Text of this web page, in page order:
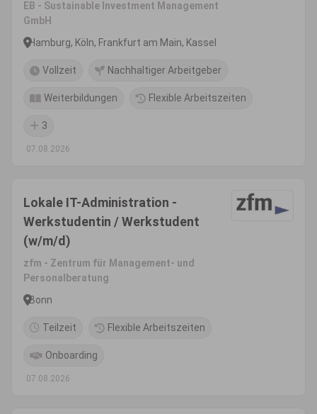
EB - Sustainable Investment Management
GmbH
Hamburg, Köln, Frankfurt am Main, Kassel
Vollzeit Nachhaltiger Arbeitgeber
Weiterbildungen Flexible Arbeitszeiten
3
07.08.2026
Lokale IT-Administration -
Werkstudentin / Werkstudent
(w/m/d)
zfm - Zentrum für Management- und
Personalberatung
Bonn
Teilzeit Flexible Arbeitszeiten
Onboarding
07.08.2026